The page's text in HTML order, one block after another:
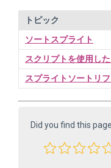
トピック
ソートスプライト
スクリプトを使用し
スプライトソートリ
Did you find this